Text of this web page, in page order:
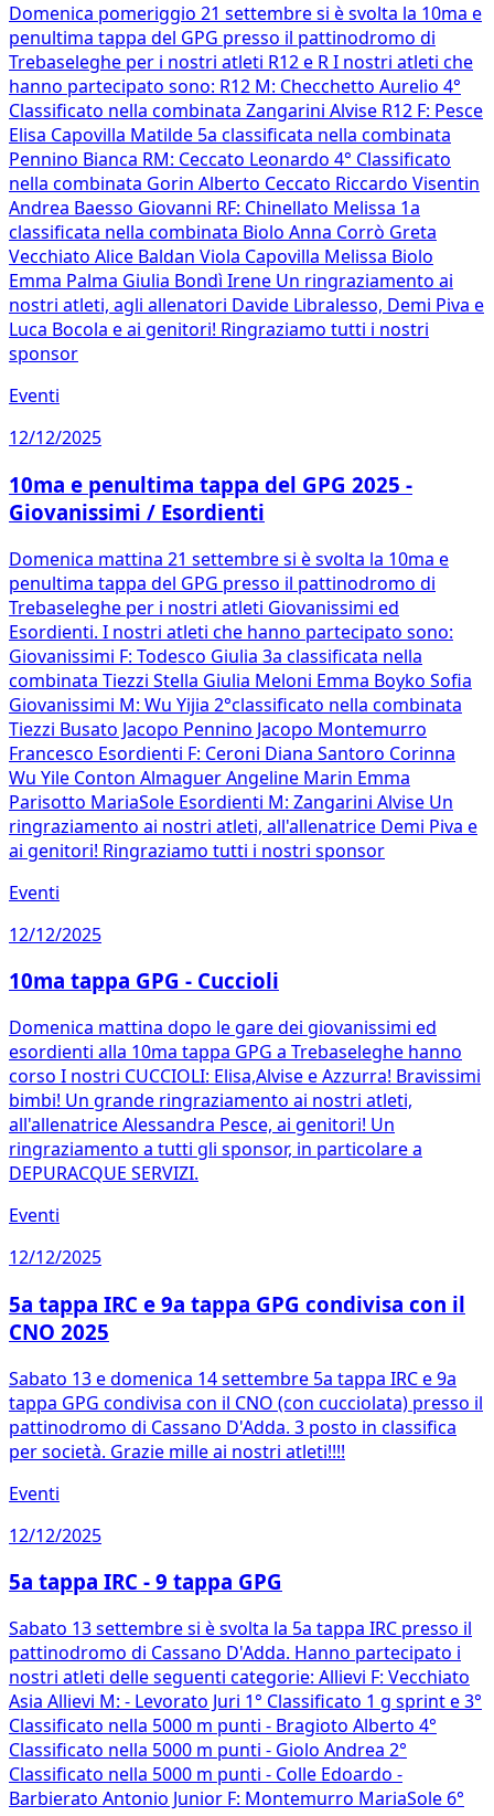
Domenica pomeriggio 21 settembre si è svolta la 10ma e
penultima tappa del GPG presso il pattinodromo di
Trebaseleghe per i nostri atleti R12 e R I nostri atleti che
hanno partecipato sono: R12 M: Checchetto Aurelio 4°
Classificato nella combinata Zangarini Alvise R12 F: Pesce
Elisa Capovilla Matilde 5a classificata nella combinata
Pennino Bianca RM: Ceccato Leonardo 4° Classificato
nella combinata Gorin Alberto Ceccato Riccardo Visentin
Andrea Baesso Giovanni RF: Chinellato Melissa 1a
classificata nella combinata Biolo Anna Corrò Greta
Vecchiato Alice Baldan Viola Capovilla Melissa Biolo
Emma Palma Giulia Bondì Irene Un ringraziamento ai
nostri atleti, agli allenatori Davide Libralesso, Demi Piva e
Luca Bocola e ai genitori! Ringraziamo tutti i nostri
sponsor
Eventi
12/12/2025
10ma e penultima tappa del GPG 2025 -
Giovanissimi / Esordienti
Domenica mattina 21 settembre si è svolta la 10ma e
penultima tappa del GPG presso il pattinodromo di
Trebaseleghe per i nostri atleti Giovanissimi ed
Esordienti. I nostri atleti che hanno partecipato sono:
Giovanissimi F: Todesco Giulia 3a classificata nella
combinata Tiezzi Stella Giulia Meloni Emma Boyko Sofia
Giovanissimi M: Wu Yijia 2°classificato nella combinata
Tiezzi Busato Jacopo Pennino Jacopo Montemurro
Francesco Esordienti F: Ceroni Diana Santoro Corinna
Wu Yile Conton Almaguer Angeline Marin Emma
Parisotto MariaSole Esordienti M: Zangarini Alvise Un
ringraziamento ai nostri atleti, all'allenatrice Demi Piva e
ai genitori! Ringraziamo tutti i nostri sponsor
Eventi
12/12/2025
10ma tappa GPG - Cuccioli
Domenica mattina dopo le gare dei giovanissimi ed
esordienti alla 10ma tappa GPG a Trebaseleghe hanno
corso I nostri CUCCIOLI: Elisa,Alvise e Azzurra! Bravissimi
bimbi! Un grande ringraziamento ai nostri atleti,
all'allenatrice Alessandra Pesce, ai genitori! Un
ringraziamento a tutti gli sponsor, in particolare a
DEPURACQUE SERVIZI.
Eventi
12/12/2025
5a tappa IRC e 9a tappa GPG condivisa con il
CNO 2025
Sabato 13 e domenica 14 settembre 5a tappa IRC e 9a
tappa GPG condivisa con il CNO (con cucciolata) presso il
pattinodromo di Cassano D'Adda. 3 posto in classifica
per società. Grazie mille ai nostri atleti!!!!
Eventi
12/12/2025
5a tappa IRC - 9 tappa GPG
Sabato 13 settembre si è svolta la 5a tappa IRC presso il
pattinodromo di Cassano D'Adda. Hanno partecipato i
nostri atleti delle seguenti categorie: Allievi F: Vecchiato
Asia Allievi M: - Levorato Juri 1° Classificato 1 g sprint e 3°
Classificato nella 5000 m punti - Bragioto Alberto 4°
Classificato nella 5000 m punti - Giolo Andrea 2°
Classificato nella 5000 m punti - Colle Edoardo -
Barbierato Antonio Junior F: Montemurro MariaSole 6°